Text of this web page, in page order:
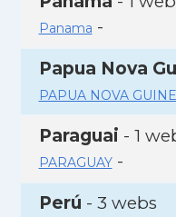
Panama -
Papua Nova
PAPUA NOVA
Paraguai - 1
PARAGUAY-
Perú - 3 webs